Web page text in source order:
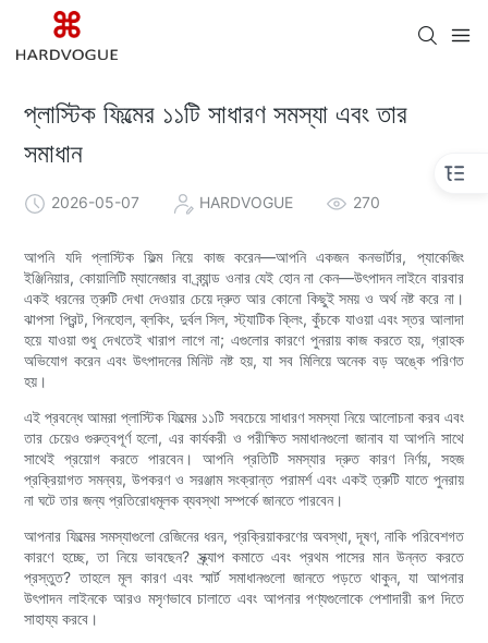
প্লাস্টিক ফিল্মের ১১টি সাধারণ সমস্যা এবং তার
সমাধান
2026-05-07 HARDVOGUE 270
আপনি যদি প্লাস্টিক ফিল্ম নিয়ে কাজ করেন—আপনি একজন কনভার্টার, প্যাকেজিং
ইঞ্জিনিয়ার, কোয়ালিটি ম্যানেজার বা ব্র্যান্ড ওনার যেই হোন না কেন—উৎপাদন লাইনে বারবার
একই ধরনের ত্রুটি দেখা দেওয়ার চেয়ে দ্রুত আর কোনো কিছুই সময় ও অর্থ নষ্ট করে না।
ঝাপসা প্রিন্ট, পিনহোল, ব্লকিং, দুর্বল সিল, স্ট্যাটিক ক্লিং, কুঁচকে যাওয়া এবং স্তর আলাদা
হয়ে যাওয়া শুধু দেখতেই খারাপ লাগে না; এগুলোর কারণে পুনরায় কাজ করতে হয়, গ্রাহক
অভিযোগ করেন এবং উৎপাদনের মিনিট নষ্ট হয়, যা সব মিলিয়ে অনেক বড় অঙ্কে পরিণত
হয়।
এই প্রবন্ধে আমরা প্লাস্টিক ফিল্মের ১১টি সবচেয়ে সাধারণ সমস্যা নিয়ে আলোচনা করব এবং
তার চেয়েও গুরুত্বপূর্ণ হলো, এর কার্যকরী ও পরীক্ষিত সমাধানগুলো জানাব যা আপনি সাথে
সাথেই প্রয়োগ করতে পারবেন। আপনি প্রতিটি সমস্যার দ্রুত কারণ নির্ণয়, সহজ
প্রক্রিয়াগত সমন্বয়, উপকরণ ও সরঞ্জাম সংক্রান্ত পরামর্শ এবং একই ত্রুটি যাতে পুনরায়
না ঘটে তার জন্য প্রতিরোধমূলক ব্যবস্থা সম্পর্কে জানতে পারবেন।
আপনার ফিল্মের সমস্যাগুলো রেজিনের ধরন, প্রক্রিয়াকরণের অবস্থা, দূষণ, নাকি পরিবেশগত
কারণে হচ্ছে, তা নিয়ে ভাবছেন? স্ক্র্যাপ কমাতে এবং প্রথম পাসের মান উন্নত করতে
প্রস্তুত? তাহলে মূল কারণ এবং স্মার্ট সমাধানগুলো জানতে পড়তে থাকুন, যা আপনার
উৎপাদন লাইনকে আরও মসৃণভাবে চালাতে এবং আপনার পণ্যগুলোকে পেশাদারী রূপ দিতে
সাহায্য করবে।